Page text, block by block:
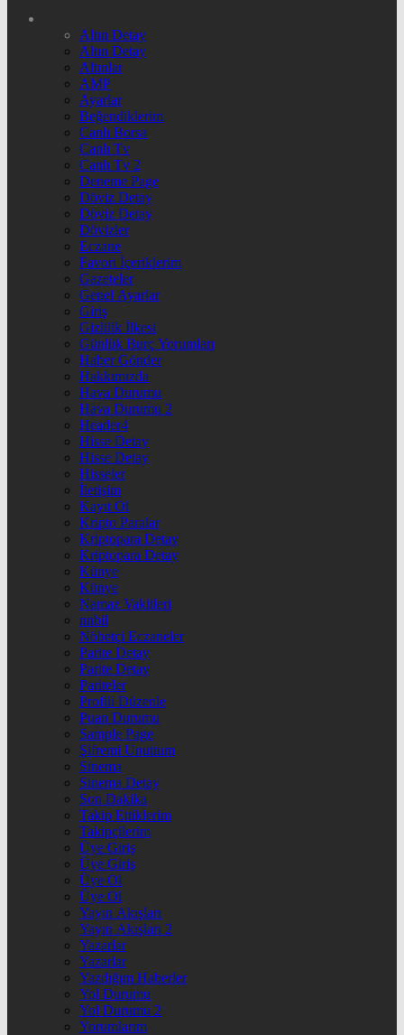
Altın Detay
Altın Detay
Altınlar
AMP
Ayarlar
Beğendiklerim
Canlı Borsa
Canlı Tv
Canlı Tv 2
Deneme Page
Döviz Detay
Döviz Detay
Dövizler
Eczane
Favori İçeriklerim
Gazeteler
Genel Ayarlar
Giriş
Gizlilik İlkesi
Günlük Burç Yorumları
Haber Gönder
Hakkımızda
Hava Durumu
Hava Durumu 2
Header4
Hisse Detay
Hisse Detay
Hisseler
İletişim
Kayıt Ol
Kripto Paralar
Kriptopara Detay
Kriptopara Detay
Künye
Künye
Namaz Vakitleri
nnbil
Nöbetçi Eczaneler
Parite Detay
Parite Detay
Pariteler
Profili Düzenle
Puan Durumu
Sample Page
Şifremi Unuttum
Sinema
Sinema Detay
Son Dakika
Takip Ettiklerim
Takipçilerim
Üye Giriş
Üye Giriş
Üye Ol
Üye Ol
Yayın Akışları
Yayın Akışları 2
Yazarlar
Yazarlar
Yazdığım Haberler
Yol Durumu
Yol Durumu 2
Yorumlarım